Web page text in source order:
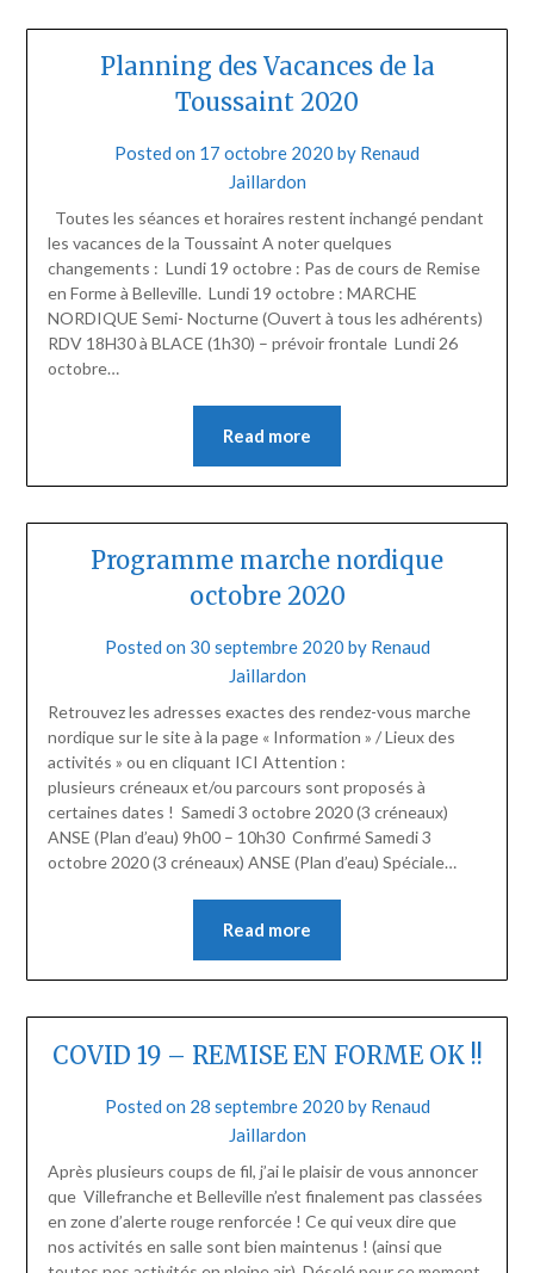
Planning des Vacances de la
Toussaint 2020
Posted on 17 octobre 2020 by Renaud
Jaillardon
Toutes les séances et horaires restent inchangé pendant
les vacances de la Toussaint A noter quelques
changements : Lundi 19 octobre : Pas de cours de Remise
en Forme à Belleville. Lundi 19 octobre : MARCHE
NORDIQUE Semi- Nocturne (Ouvert à tous les adhérents)
RDV 18H30 à BLACE (1h30) – prévoir frontale Lundi 26
octobre…
Read more
Programme marche nordique
octobre 2020
Posted on 30 septembre 2020 by Renaud
Jaillardon
Retrouvez les adresses exactes des rendez-vous marche
nordique sur le site à la page « Information » / Lieux des
activités » ou en cliquant ICI Attention :
plusieurs créneaux et/ou parcours sont proposés à
certaines dates ! Samedi 3 octobre 2020 (3 créneaux)
ANSE (Plan d’eau) 9h00 – 10h30 Confirmé Samedi 3
octobre 2020 (3 créneaux) ANSE (Plan d’eau) Spéciale…
Read more
COVID 19 – REMISE EN FORME OK !!
Posted on 28 septembre 2020 by Renaud
Jaillardon
Après plusieurs coups de fil, j’ai le plaisir de vous annoncer
que Villefranche et Belleville n’est finalement pas classées
en zone d’alerte rouge renforcée ! Ce qui veux dire que
nos activités en salle sont bien maintenus ! (ainsi que